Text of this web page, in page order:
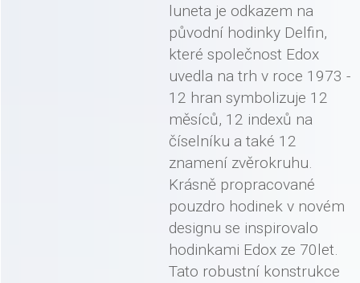
luneta je odkazem na
původní hodinky Delfin,
které společnost Edox
uvedla na trh v roce 1973 -
12 hran symbolizuje 12
měsíců, 12 indexů na
číselníku a také 12
znamení zvěrokruhu.
Krásně propracované
pouzdro hodinek v novém
designu se inspirovalo
hodinkami Edox ze 70let.
Tato robustní konstrukce